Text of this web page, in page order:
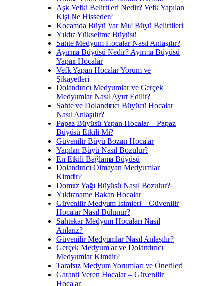
Aşk Vefki Belirtileri Nedir? Vefk Yapılan
Kişi Ne Hisseder?
Kocamda Büyü Var Mı? Büyü Belirtileri
Yıldız Yükseltme Büyüsü
Sahte Medyum Hocalar Nasıl Anlaşılır?
Ayırma Büyüsü Nedir? Ayırma Büyüsü
Yapan Hocalar
Vefk Yapan Hocalar Yorum ve
Şikayetleri
Dolandırıcı Medyumlar ve Gerçek
Medyumlar Nasıl Ayırt Edilir?
Sahte ve Dolandırıcı Büyücü Hocalar
Nasıl Anlaşılır?
Papaz Büyüsü Yapan Hocalar – Papaz
Büyüsü Etkili Mi?
Güvenilir Büyü Bozan Hocalar
Yapılan Büyü Nasıl Bozulur?
En Etkili Bağlama Büyüsü
Dolandırıcı Olmayan Medyumlar
Kimdir?
Domuz Yağı Büyüsü Nasıl Bozulur?
Yıldızname Bakan Hocalar
Güvenilir Medyum İsimleri – Güvenilir
Hocalar Nasıl Bulunur?
Sahtekar Medyum Hocaları Nasıl
Anlarız?
Güvenilir Medyumlar Nasıl Anlaşılır?
Gerçek Medyumlar ve Dolandırıcı
Medyumlar Kimdir?
Tarafsız Medyum Yorumları ve Önerileri
Garanti Veren Hocalar – Güvenilir
Hocalar